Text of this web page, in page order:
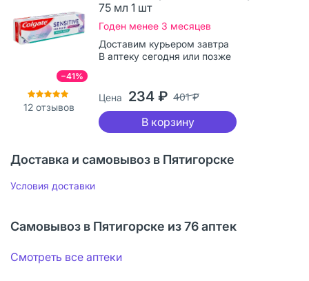
−41%
12 отзывов
75 мл 1 шт
Годен менее 3 месяцев
Доставим курьером завтра
В аптеку сегодня или позже
Цена 234 ₽ 401 ₽
В корзину
Доставка и самовывоз в Пятигорске
Условия доставки
Самовывоз в Пятигорске из 76 аптек
Смотреть все аптеки